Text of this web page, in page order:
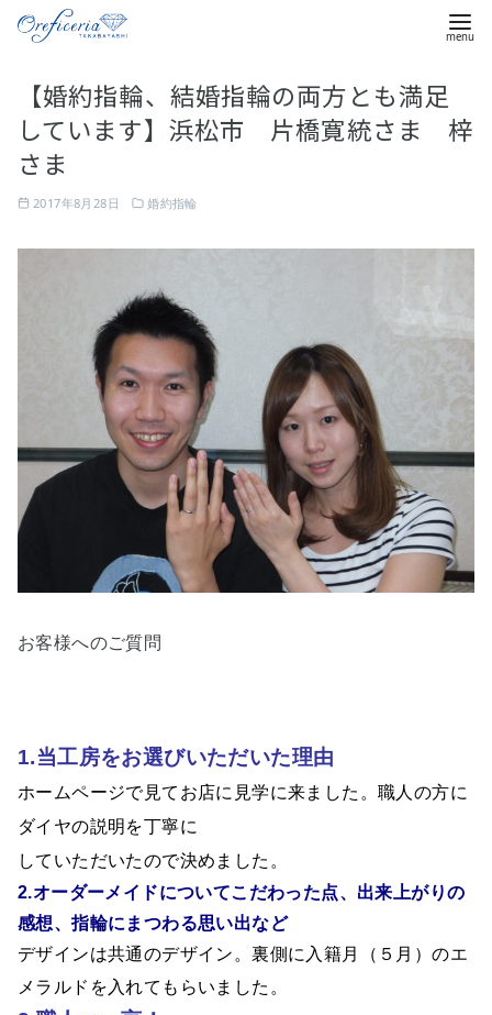
【婚約指輪、結婚指輪の両方とも満足
しています】浜松市 片橋寛統さま 梓
さま
2017年8月28日 婚約指輪
お客様へのご質問
1.当工房をお選びいただいた理由
ホームページで見てお店に見学に来ました。職人の方に
ダイヤの説明を丁寧に
していただいたので決めました。
2.オーダーメイドについてこだわった点、出来上がりの
感想、指輪にまつわる思い出など
デザインは共通のデザイン。裏側に入籍月（５月）のエ
メラルドを入れてもらいました。